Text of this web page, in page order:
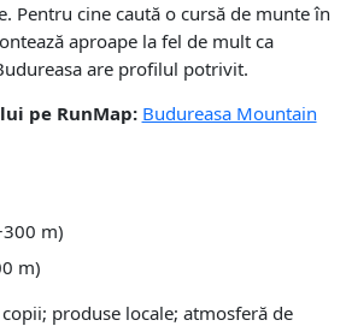
Pentru cine caută o cursă de munte în
aproape la fel de mult ca
are profilul potrivit.
pe RunMap: Budureasa Mountain
m)
m)
produse locale; atmosferă de